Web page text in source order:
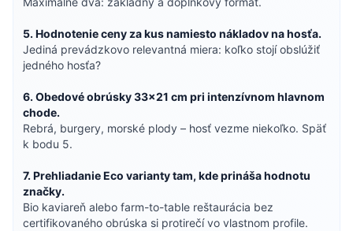
5. Hodnotenie ceny za kus namiesto nákladov na hosťa.
Jediná prevádzkovo relevantná miera: koľko stojí obslúžiť
jedného hosťa?
6. Obedové obrúsky 33×21 cm pri intenzívnom hlavnom
chode.
Rebrá, burgery, morské plody – hosť vezme niekoľko. Späť
k bodu 5.
7. Prehliadanie Eco varianty tam, kde prináša hodnotu
značky.
Bio kaviareň alebo farm-to-table reštaurácia bez
certifikovaného obrúska si protirečí vo vlastnom profile.